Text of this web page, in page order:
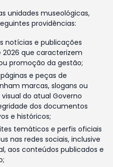
unidades museológicas,
providências:
notícias e publicações
2026 que caracterizem
promoção da gestão;
e peças de
marcas, slogans ou
do atual Governo
dos documentos
e históricos;
temáticos e perfis oficiais
nas redes sociais, inclusive
aos conteúdos publicados e